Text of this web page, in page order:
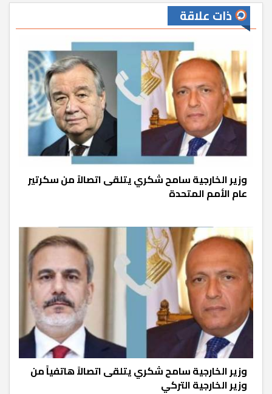
ذات علاقة
وزير الخارجية سامح شكري يتلقى اتصالاً من سكرتير
عام الأمم المتحدة
وزير الخارجية سامح شكري يتلقى اتصالاً هاتفياً من
وزير الخارجية التركي